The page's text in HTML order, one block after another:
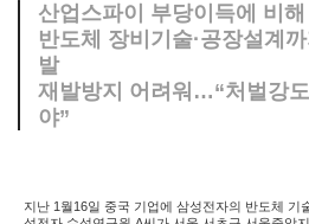
산업스파이 부당이득에 비해
반도체 장비기술·공장설계
발
재발방지 어려워…“처벌강
야”
지난 1월16일 중국 기업에 삼성전자의 반도체 기